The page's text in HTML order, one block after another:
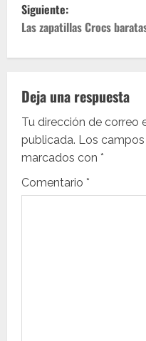
e
g
a
c
i
ó
Siguiente:
Las zapatillas Crocs
Deja una respuesta
Tu dirección de correo
publicada. Los
marcados con *
Comentario *